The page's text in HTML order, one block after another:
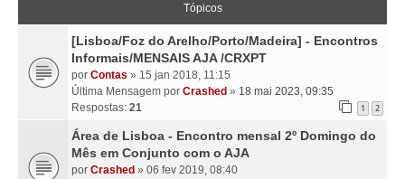
Tópicos
[Lisboa/Foz do Arelho/Porto/Madeira] - Encontros
Informais/MENSAIS AJA /CRXPT
por Contas » 15 jan 2018, 11:15
Última Mensagem por Crashed » 18 mai 2023, 09:35
Respostas: 21 1 2
Área de Lisboa - Encontro mensal 2º Domingo do
Mês em Conjunto com o AJA
por Crashed » 06 fev 2019, 08:40